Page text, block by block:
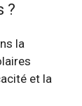
?
la
et la